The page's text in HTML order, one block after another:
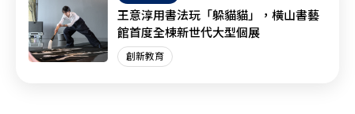
王意淳用書法玩「躲貓貓」，橫山書藝
館首度全棟新世代大型個展
創新教育